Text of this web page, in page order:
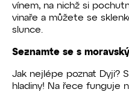
vínem, na nichž si
vinaře a můžete se
slunce.
Seznamte se s
Jak nejlépe poznat Dyji?
hladiny! Na řece funguje